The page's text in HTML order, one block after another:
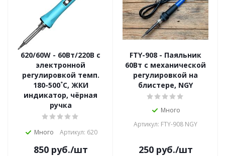
620/60W - 60Вт/220В с
электронной
регулировкой темп.
180-500˚С, ЖКИ
индикатор, чёрная
ручка
Много Артикул: 620
850руб./шт
FTY-908 - Паяльник
60Вт с механической
регулировкой на
блистере, NGY
Много
Артикул: FTY-908 NGY
250руб./шт